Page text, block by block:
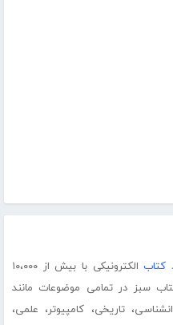
کتاب
الکترونیکی با بیش از ۱۰،۰۰۰
سبز در تمامی موضوعات مانند
تاریخی، کامپیوتر، علمی،